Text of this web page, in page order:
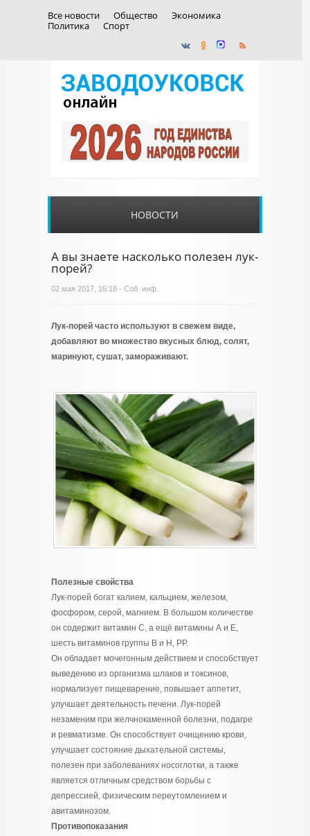
Все новости Общество
Экономика
Политика
Спорт
НОВОСТИ
А вы знаете насколько полезен лук-
порей?
02 мая 2017, 15:18 - Соб. инф.
Лук-порей часто используют в свежем виде,
добавляют во множество вкусных блюд, солят,
маринуют, сушат, замораживают.
Полезные свойства
Лук-порей богат калием, кальцием, железом,
фосфором, серой, магнием. В большом количестве
он содержит витамин С, а ещё витамины А и Е,
шесть витаминов группы В и Н, РР.
Он обладает мочегонным действием и способствует
выведению из организма шлаков и токсинов,
нормализует пищеварение, повышает аппетит,
улучшает деятельность печени. Лук-порей
незаменим при желчнокаменной болезни, подагре
и ревматизме. Он способствует очищению крови,
улучшает состояние дыхательной системы,
полезен при заболеваниях носоглотки, а также
является отличным средством борьбы с
депрессией, физическим переутомлением и
авитаминозом.
Противопоказания